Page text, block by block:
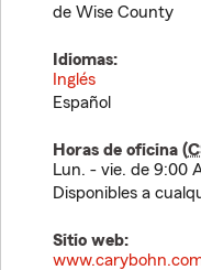
de Wise County
Idiomas:
Inglés
Español
Horas de oficina (
Lun. - vie. de 9:00
Disponibles a
Sitio web: